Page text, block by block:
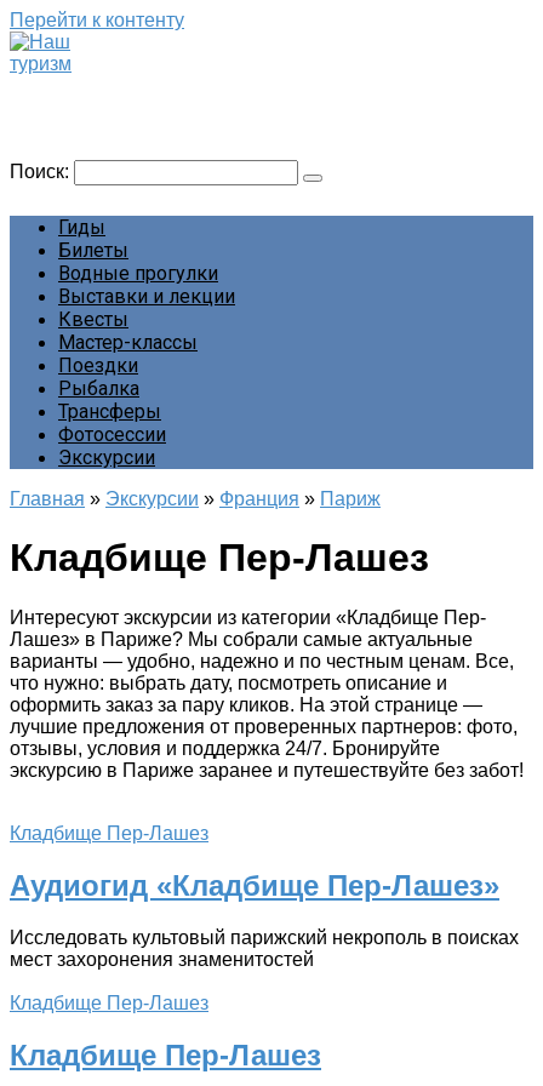
Перейти к контенту
Поиск:
Гиды
Билеты
Водные прогулки
Выставки и лекции
Квесты
Мастер-классы
Поездки
Рыбалка
Трансферы
Фотосессии
Экскурсии
Главная » Экскурсии » Франция » Париж
Кладбище Пер-Лашез
Интересуют экскурсии из категории «Кладбище Пер-
Лашез» в Париже? Мы собрали самые актуальные
варианты — удобно, надежно и по честным ценам. Все,
что нужно: выбрать дату, посмотреть описание и
оформить заказ за пару кликов. На этой странице —
лучшие предложения от проверенных партнеров: фото,
отзывы, условия и поддержка 24/7. Бронируйте
экскурсию в Париже заранее и путешествуйте без забот!
Кладбище Пер-Лашез
Аудиогид «Кладбище Пер-Лашез»
Исследовать культовый парижский некрополь в поисках
мест захоронения знаменитостей
Кладбище Пер-Лашез
Кладбище Пер-Лашез